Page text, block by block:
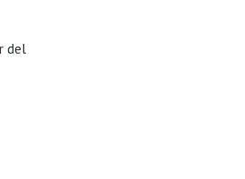
del